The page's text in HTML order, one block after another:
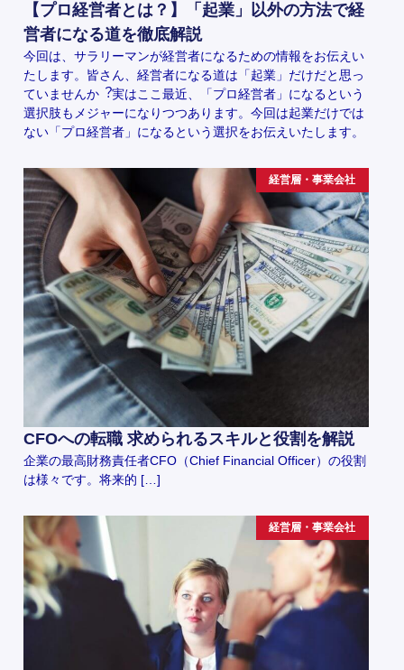
【プロ経営者とは？】「起業」以外の方法で経
営者になる道を徹底解説
今回は、サラリーマンが経営者になるための情報をお伝えい
たします。皆さん、経営者になる道は「起業」だけだと思っ
ていませんか︖実はここ最近、「プロ経営者」になるという
選択肢もメジャーになりつつあります。今回は起業だけでは
ない「プロ経営者」になるという選択をお伝えいたします。
経営層・事業会社
CFOへの転職 求められるスキルと役割を解説
企業の最高財務責任者CFO（Chief Financial Officer）の役割
は様々です。将来的 […]
経営層・事業会社